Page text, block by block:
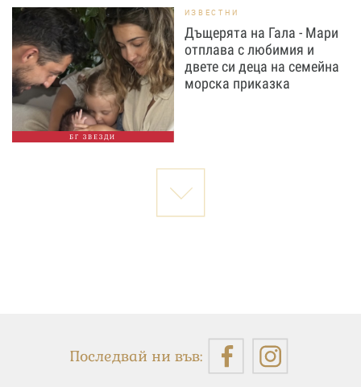
БГ ЗВЕЗДИ
ИЗВЕСТНИ
Дъщерята на Гала - Мари
отплава с любимия и
двете си деца на семейна
морска приказка
Последвай ни във: